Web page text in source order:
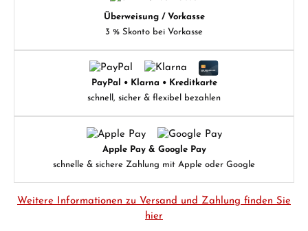
Überweisung / Vorkasse
3 % Skonto bei Vorkasse
PayPal • Klarna • Kreditkarte
schnell, sicher & flexibel bezahlen
Apple Pay & Google Pay
schnelle & sichere Zahlung mit Apple oder Google
Weitere Informationen zu Versand und Zahlung finden Sie
hier